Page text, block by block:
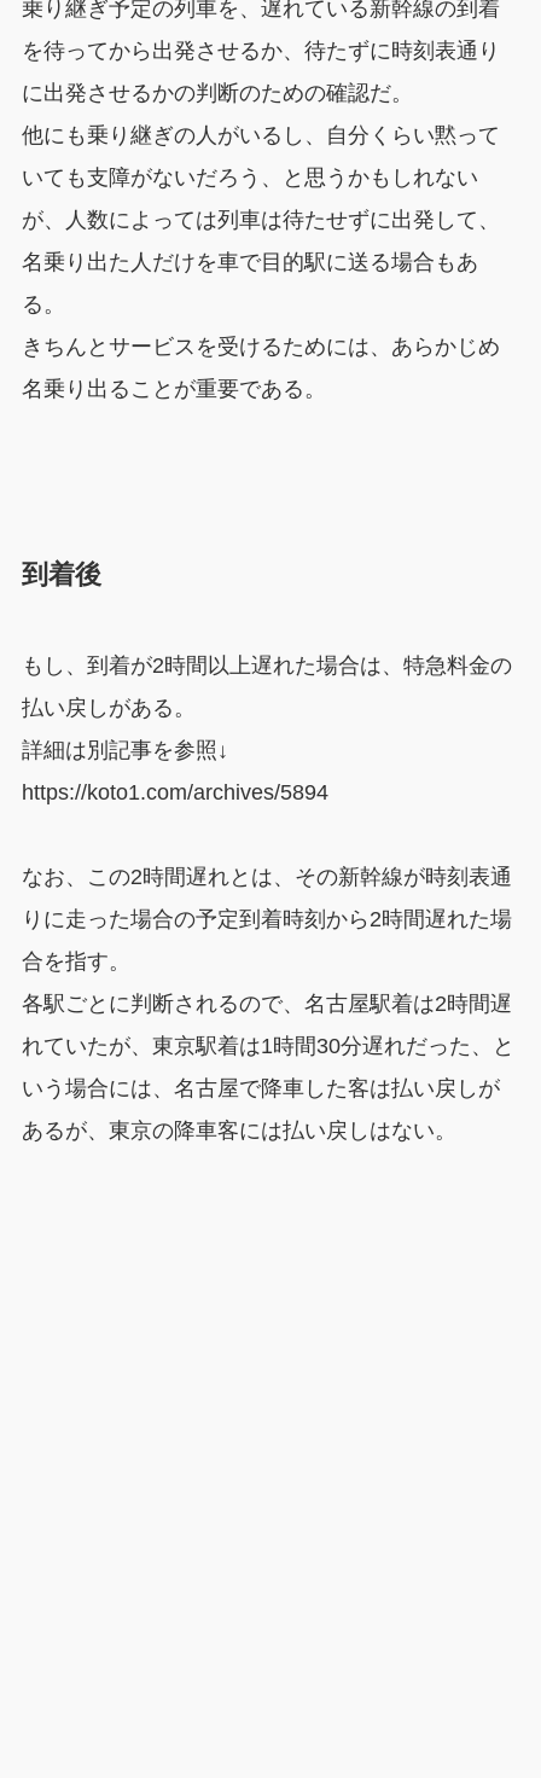
乗り継ぎ予定の列車を、遅れている新幹線の到着
を待ってから出発させるか、待たずに時刻表通り
に出発させるかの判断のための確認だ。
他にも乗り継ぎの人がいるし、自分くらい黙って
いても支障がないだろう、と思うかもしれない
が、人数によっては列車は待たせずに出発して、
名乗り出た人だけを車で目的駅に送る場合もあ
る。
きちんとサービスを受けるためには、あらかじめ
名乗り出ることが重要である。
到着後
もし、到着が2時間以上遅れた場合は、特急料金の
払い戻しがある。
詳細は別記事を参照↓
https://koto1.com/archives/5894
なお、この2時間遅れとは、その新幹線が時刻表通
りに走った場合の予定到着時刻から2時間遅れた場
合を指す。
各駅ごとに判断されるので、名古屋駅着は2時間遅
れていたが、東京駅着は1時間30分遅れだった、と
いう場合には、名古屋で降車した客は払い戻しが
あるが、東京の降車客には払い戻しはない。